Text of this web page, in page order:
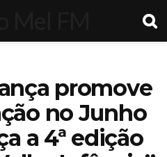
promove
no Junho
a 4ª edição